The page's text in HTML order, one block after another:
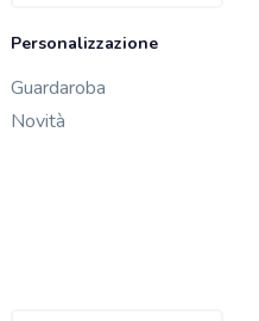
Personalizzazione
Guardaroba
Novità